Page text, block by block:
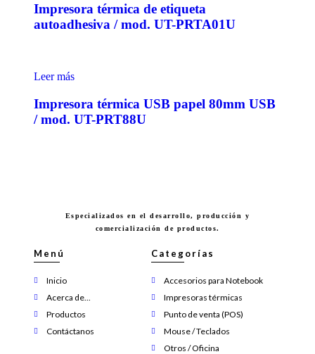
Impresora térmica de etiqueta
autoadhesiva / mod. UT-PRTA01U
Leer más
Impresora térmica USB papel 80mm USB
/ mod. UT-PRT88U
Especializados en el desarrollo, producción y
comercialización de productos.
Menú
Inicio
Acerca de...
Productos
Contáctanos
Categorías
Accesorios para Notebook
Impresoras térmicas
Punto de venta (POS)
Mouse / Teclados
Otros / Oficina